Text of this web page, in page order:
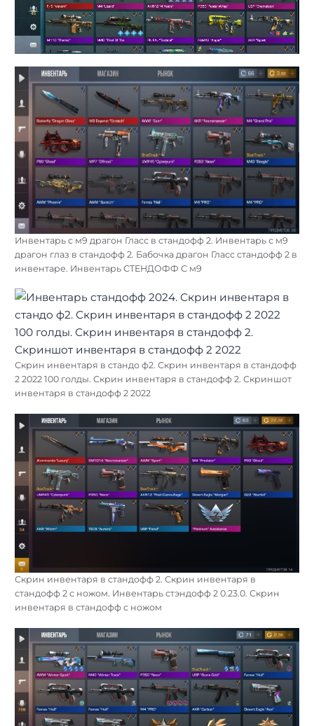
Инвентарь с м9 драгон Гласс в стандофф 2. Инвентарь с м9
драгон глаз в стандофф 2. Бабочка драгон Гласс стандофф 2 в
инвентаре. Инвентарь СТЕНДОФФ С м9
Скрин инвентаря в стандо ф2. Скрин инвентаря в стандофф
2 2022 100 голды. Скрин инвентаря в стандофф 2. Скриншот
инвентаря в стандофф 2 2022
Скрин инвентаря в стандофф 2. Скрин инвентаря в
стандофф 2 с ножом. Инвентарь стэндофф 2 0.23.0. Скрин
инвентаря в стандофф с ножом